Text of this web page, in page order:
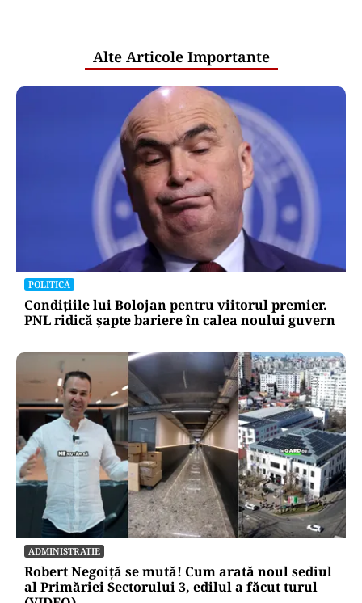
Alte Articole Importante
POLITICĂ
Condițiile lui Bolojan pentru viitorul premier.
PNL ridică șapte bariere în calea noului guvern
ADMINISTRATIE
Robert Negoiță se mută! Cum arată noul sediul
al Primăriei Sectorului 3, edilul a făcut turul